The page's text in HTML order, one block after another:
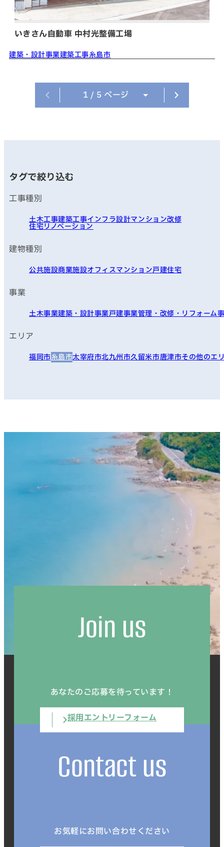
いきさん自動車 中村光整備工場
建築・設計事業建築工事糸島市
1 / 5 ページ
タグで絞り込む
工事種別
土木工事建築工事インフラ設計マンション改修
住宅リノベーション
建物種別
公共施設商業施設オフィスマンション戸建住宅
事業
土木事業建築・設計事業戸建事業管理・改修・リフォーム
エリア
福岡市糸島市太宰府市北九州市久留米市唐津市その他のエ
Join us
あなたのご応募を待っています！
採用エントリーフォーム
Contact us
お気軽にお問い合わせください